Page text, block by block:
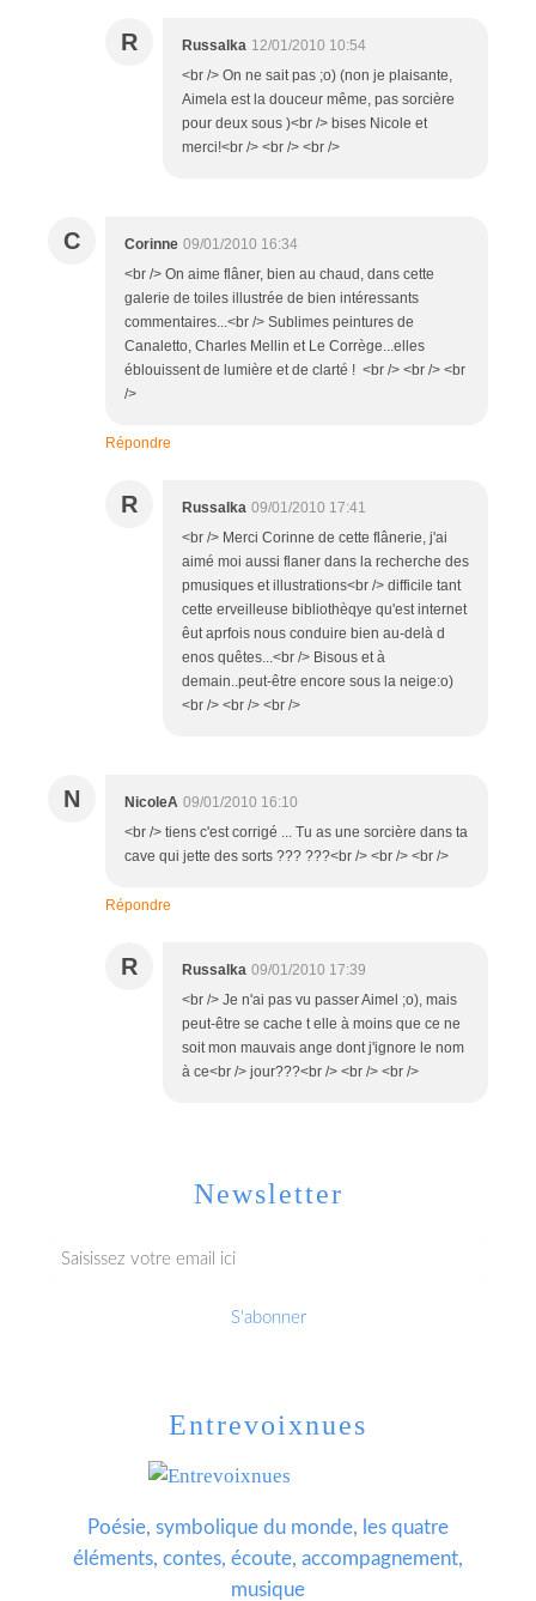
R Russalka 12/01/2010 10:54
<br /> On ne sait pas ;o) (non je plaisante,
Aimela est la douceur même, pas sorcière
pour deux sous )<br /> bises Nicole et
merci!<br /> <br /> <br />
C Corinne 09/01/2010 16:34
<br /> On aime flâner, bien au chaud, dans cette
galerie de toiles illustrée de bien intéressants
commentaires...<br /> Sublimes peintures de
Canaletto, Charles Mellin et Le Corrège...elles
éblouissent de lumière et de clarté ! <br /> <br /> <br
/>
Répondre
R Russalka 09/01/2010 17:41
<br /> Merci Corinne de cette flânerie, j'ai
aimé moi aussi flaner dans la recherche des
pmusiques et illustrations<br /> difficile tant
cette erveilleuse bibliothèqye qu'est internet
êut aprfois nous conduire bien au-delà d
enos quêtes...<br /> Bisous et à
demain..peut-être encore sous la neige:o)
<br /> <br /> <br />
N NicoleA 09/01/2010 16:10
<br /> tiens c'est corrigé ... Tu as une sorcière dans ta
cave qui jette des sorts ??? ???<br /> <br /> <br />
Répondre
R Russalka 09/01/2010 17:39
<br /> Je n'ai pas vu passer Aimel ;o), mais
peut-être se cache t elle à moins que ce ne
soit mon mauvais ange dont j'ignore le nom
à ce<br /> jour???<br /> <br /> <br />
Newsletter
Entrevoixnues
Poésie, symbolique du monde, les quatre
éléments, contes, écoute, accompagnement,
musique